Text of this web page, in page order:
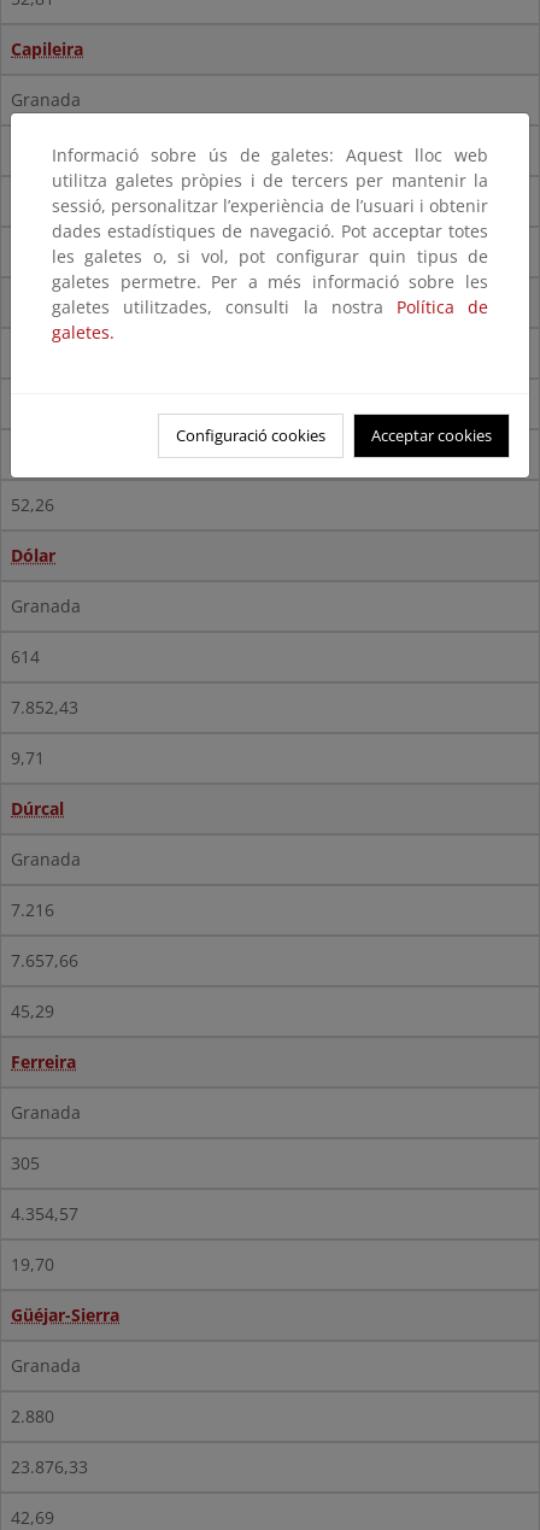
Capileira
Granada
5.685,01
82,61
52,26
Dólar
Granada
614
7.852,43
9,71
Dúrcal
Granada
7.216
7.657,66
45,29
Ferreira
Granada
305
4.354,57
19,70
Güéjar-Sierra
Granada
2.880
23.876,33
42,69
Informació sobre ús de galetes: Aquest lloc web
utilitza galetes pròpies i de tercers per mantenir la
sessió, personalitzar l’experiència de l’usuari i obtenir
dades estadístiques de navegació. Pot acceptar totes
les galetes o, si vol, pot configurar quin tipus de
galetes permetre. Per a més informació sobre les
galetes utilitzades, consulti la nostra Política de
galetes.
Configuració cookies Acceptar cookies